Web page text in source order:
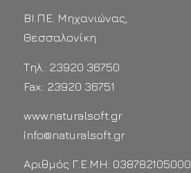
ΒΙ.ΠΕ. Μηχανιώνας,
Θεσσαλονίκη
Τηλ.: 23920 36750
Fax.: 23920 36751
www.naturalsoft.gr
info@naturalsoft.gr
Αριθμός Γ.Ε.ΜΗ: 038782105000